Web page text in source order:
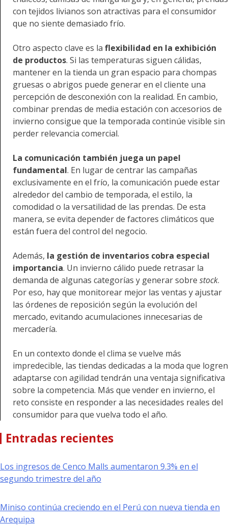
con tejidos livianos son atractivas para el consumidor
que no siente demasiado frío.
Otro aspecto clave es la flexibilidad en la exhibición
de productos. Si las temperaturas siguen cálidas,
mantener en la tienda un gran espacio para chompas
gruesas o abrigos puede generar en el cliente una
percepción de desconexión con la realidad. En cambio,
combinar prendas de media estación con accesorios de
invierno consigue que la temporada continúe visible sin
perder relevancia comercial.
La comunicación también juega un papel
fundamental. En lugar de centrar las campañas
exclusivamente en el frío, la comunicación puede estar
alrededor del cambio de temporada, el estilo, la
comodidad o la versatilidad de las prendas. De esta
manera, se evita depender de factores climáticos que
están fuera del control del negocio.
Además, la gestión de inventarios cobra especial
importancia. Un invierno cálido puede retrasar la
demanda de algunas categorías y generar sobre stock.
Por eso, hay que monitorear mejor las ventas y ajustar
las órdenes de reposición según la evolución del
mercado, evitando acumulaciones innecesarias de
mercadería.
En un contexto donde el clima se vuelve más
impredecible, las tiendas dedicadas a la moda que logren
adaptarse con agilidad tendrán una ventaja significativa
sobre la competencia. Más que vender en invierno, el
reto consiste en responder a las necesidades reales del
consumidor para que vuelva todo el año.
Entradas recientes
Los ingresos de Cenco Malls aumentaron 9.3% en el
segundo trimestre del año
Miniso continúa creciendo en el Perú con nueva tienda en
Arequipa